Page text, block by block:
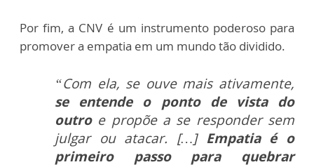
Por fim, a CNV é um instrumento poderoso para
promover a empatia em um mundo tão dividido.
“Com ela, se ouve mais ativamente,
se entende o ponto de vista do
outroe propõe a se responder sem
julgar ou atacar. […] Empatia é o
primeiro passo para quebrar